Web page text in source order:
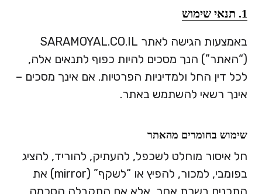
1. תנאי שימוש
באמצעות הגישה לאתר SARAMOYAL.CO.IL
(“האתר”) הנך מסכים להיות כפוף לתנאים אלה,
לכל דין החל ולמדיניות הפרטיות. אם אינך מסכים –
אינך רשאי להשתמש באתר.
שימוש בחומרים מהאתר
חל איסור מוחלט לשכפל, להעתיק, להוריד, להציג
בפומבי, למכור, להפיץ או “לשקף” (mirror) את
התכנים בשרת אחר, אלא אם התקבלה הסכמה